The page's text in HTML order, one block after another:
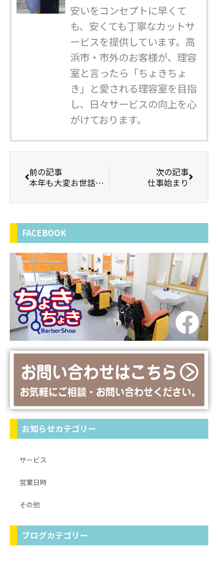
安いをコンセプトに早くて
も、安くても丁寧なカットサ
ービスを提供しています。高
浜市・市外のお客様が、理容
室と言ったら「ちょきちょ
き」と愛される理容室を目指
し、日々サービスの向上を心
がけております。
前の記事
本年も大変お世話になりました
次の記事
仕事始まり
FACEBOOK
お知らせカテゴリー
サービス
営業日時
その他
ブログカテゴリー